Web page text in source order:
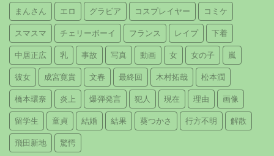
まんさん エロ グラビア コスプレイヤー コミケ
スマスマ チェリーボーイ フランス レイプ 下着
中居正広 乳 事故 写真 動画 女 女の子 嵐
彼女 成宮寛貴 文春 最終回 木村拓哉 松本潤
橋本環奈 炎上 爆弾発言 犯人 現在 理由 画像
留学生 童貞 結婚 結果 葵つかさ 行方不明 解散
飛田新地 驚愕